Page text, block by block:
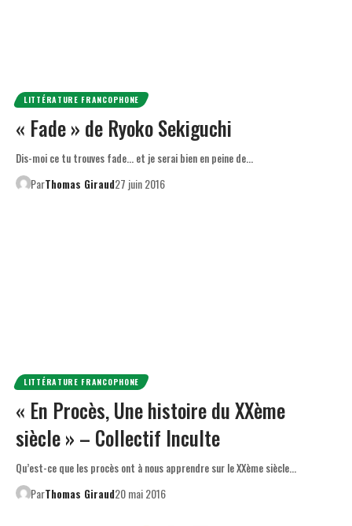
LITTÉRATURE FRANCOPHONE
« Fade » de Ryoko Sekiguchi
Dis-moi ce tu trouves fade… et je serai bien en peine de…
ParThomas Giraud27 juin 2016
LITTÉRATURE FRANCOPHONE
« En Procès, Une histoire du XXème
siècle » – Collectif Inculte
Qu’est-ce que les procès ont à nous apprendre sur le XXème siècle…
ParThomas Giraud20 mai 2016